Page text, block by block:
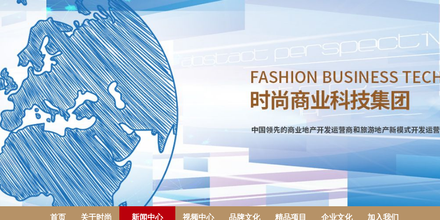
首页 关于时尚 新闻中心 视频中心 品牌文化 精品项目 企业文化 加入我们